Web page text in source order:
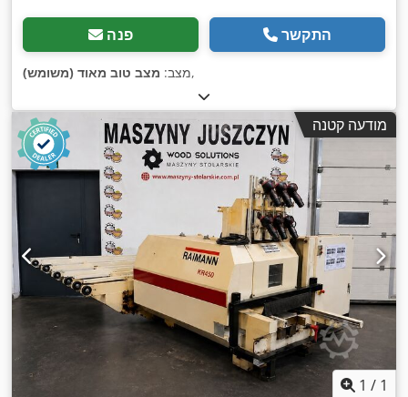
פנה התקשר
מצב: מצב טוב מאוד (משומש) ,
מודעה קטנה
1 / 1